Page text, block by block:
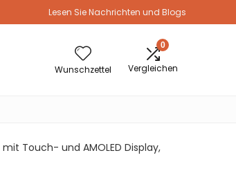
Lesen Sie Nachrichten und Blogs
Wunschzettel
0
Vergleichen
Touch- und AMOLED Display,